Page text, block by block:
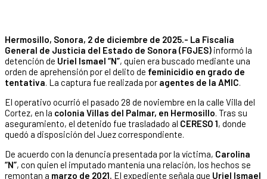
Hermosillo, Sonora, 2 de diciembre de 2025.- La Fiscalía
General de Justicia del Estado de Sonora (FGJES) informó la
detención de Uriel Ismael “N”, quien era buscado mediante una
orden de aprehensión por el delito de feminicidio en grado de
tentativa. La captura fue realizada por agentes de la AMIC.
El operativo ocurrió el pasado 28 de noviembre en la calle Villa del
Cortez, en la colonia Villas del Palmar, en Hermosillo. Tras su
aseguramiento, el detenido fue trasladado al CERESO 1, donde
quedó a disposición del Juez correspondiente.
De acuerdo con la denuncia presentada por la víctima, Carolina
“N”, con quien el imputado mantenía una relación, los hechos se
remontan a marzo de 2021. El expediente señala que Uriel Ismael